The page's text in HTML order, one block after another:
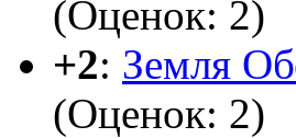
(Оценок: 2)
+2: Земля
(Оценок: 2)